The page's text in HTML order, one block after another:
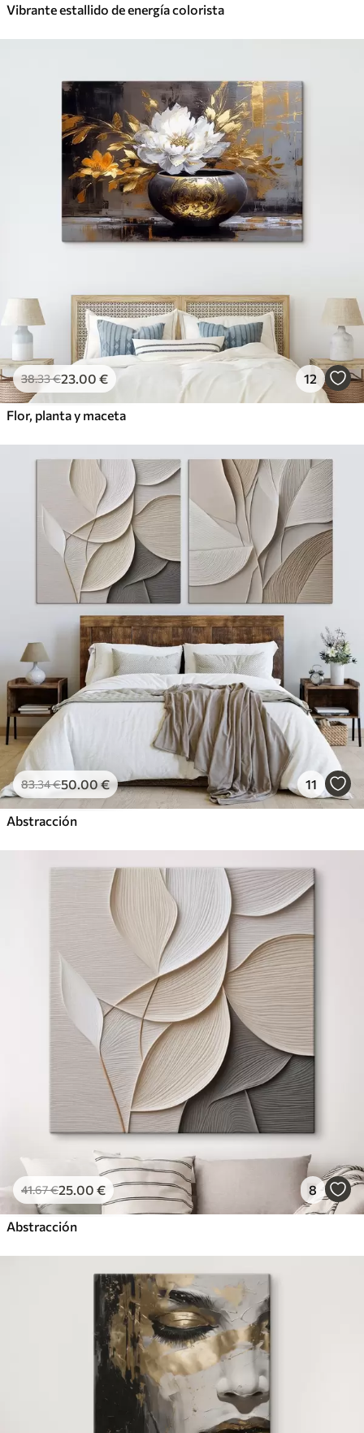
Vibrante estallido de energía colorista
38.33€23.00 € 12
Flor, planta y maceta
83.34€50.00€ 11
Abstracción
41.67€25.00 € 8
Abstracción